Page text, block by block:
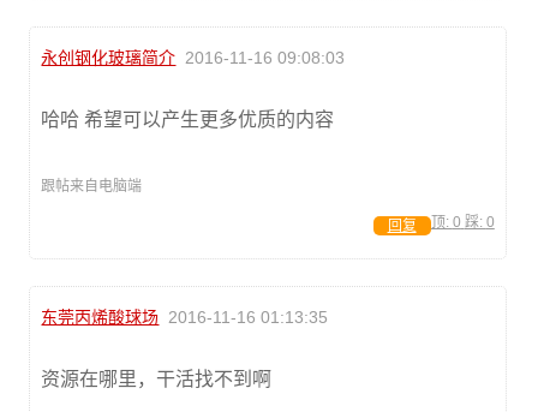
永创钢化玻璃简介 2016-11-16 09:08:03
哈哈 希望可以产生更多优质的内容
跟帖来自电脑端
顶: 0 踩: 0
回复
东莞丙烯酸球场 2016-11-16 01:13:35
资源在哪里，干活找不到啊